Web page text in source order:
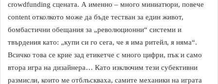
crowdfunding сцената. А именно – много миниатюри, повече
content отколкото може да бъде тестван за един живот,
бомбастични обещания за „революционни“ системи и
твърдения като: „купи си го сега, че я има ритейл, я няма“.
Всичко това се крие зад етикетче с много цифри, пък и само
втора игра на дизайнера… Като изключим тези субективни
размисли, които ме отблъскваха, самите механики на играта